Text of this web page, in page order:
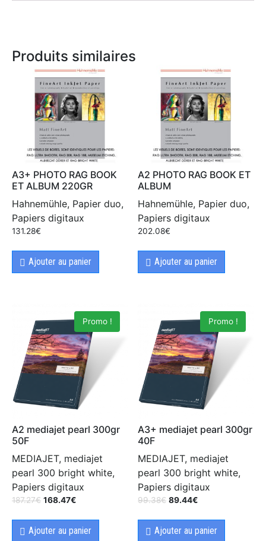
Produits similaires
A3+ PHOTO RAG BOOK
ET ALBUM 220GR
Hahnemühle, Papier duo,
Papiers digitaux
131.28€
Ajouter au panier
A2 PHOTO RAG BOOK ET
ALBUM
Hahnemühle, Papier duo,
Papiers digitaux
202.08€
Ajouter au panier
Promo !
A2 mediajet pearl 300gr
50F
MEDIAJET, mediajet
pearl 300 bright white,
Papiers digitaux
187.27€ 168.47€
Ajouter au panier
Promo !
A3+ mediajet pearl 300gr
40F
MEDIAJET, mediajet
pearl 300 bright white,
Papiers digitaux
99.38€ 89.44€
Ajouter au panier